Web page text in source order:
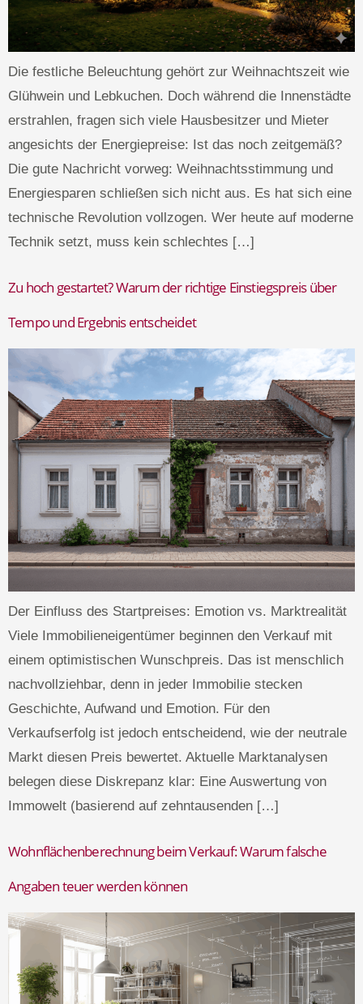
Die festliche Beleuchtung gehört zur Weihnachtszeit wie
Glühwein und Lebkuchen. Doch während die Innenstädte
erstrahlen, fragen sich viele Hausbesitzer und Mieter
angesichts der Energiepreise: Ist das noch zeitgemäß?
Die gute Nachricht vorweg: Weihnachtsstimmung und
Energiesparen schließen sich nicht aus. Es hat sich eine
technische Revolution vollzogen. Wer heute auf moderne
Technik setzt, muss kein schlechtes […]
Zu hoch gestartet? Warum der richtige Einstiegspreis über
Tempo und Ergebnis entscheidet
Der Einfluss des Startpreises: Emotion vs. Marktrealität
Viele Immobilieneigentümer beginnen den Verkauf mit
einem optimistischen Wunschpreis. Das ist menschlich
nachvollziehbar, denn in jeder Immobilie stecken
Geschichte, Aufwand und Emotion. Für den
Verkaufserfolg ist jedoch entscheidend, wie der neutrale
Markt diesen Preis bewertet. Aktuelle Marktanalysen
belegen diese Diskrepanz klar: Eine Auswertung von
Immowelt (basierend auf zehntausenden […]
Wohnflächenberechnung beim Verkauf: Warum falsche
Angaben teuer werden können